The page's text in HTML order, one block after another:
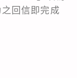
回信即完成